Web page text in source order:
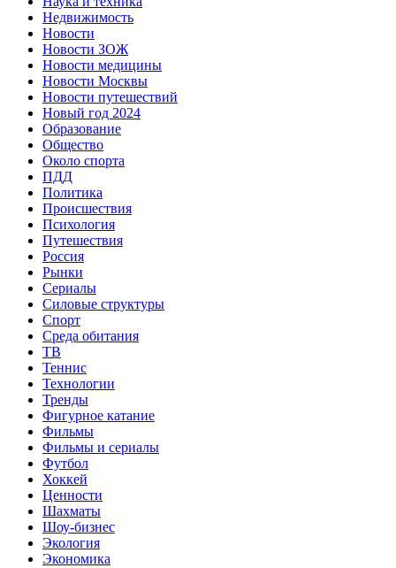
Недвижимость
Новости
Новости ЗОЖ
Новости медицины
Новости Москвы
Новости путешествий
Новый год 2024
Образование
Общество
Около спорта
ПДД
Политика
Происшествия
Психология
Путешествия
Россия
Рынки
Сериалы
Силовые структуры
Спорт
Среда обитания
ТВ
Теннис
Технологии
Тренды
Фигурное катание
Фильмы
Фильмы и сериалы
Футбол
Хоккей
Ценности
Шахматы
Шоу-бизнес
Экология
Экономика